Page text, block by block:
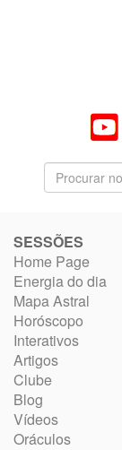
SESSÕES
Home Page
Energia do dia
Mapa Astral
Horóscopo
Interativos
Artigos
Clube
Blog
Vídeos
Oráculos